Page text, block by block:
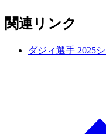
関連リンク
ダジィ選手 2025